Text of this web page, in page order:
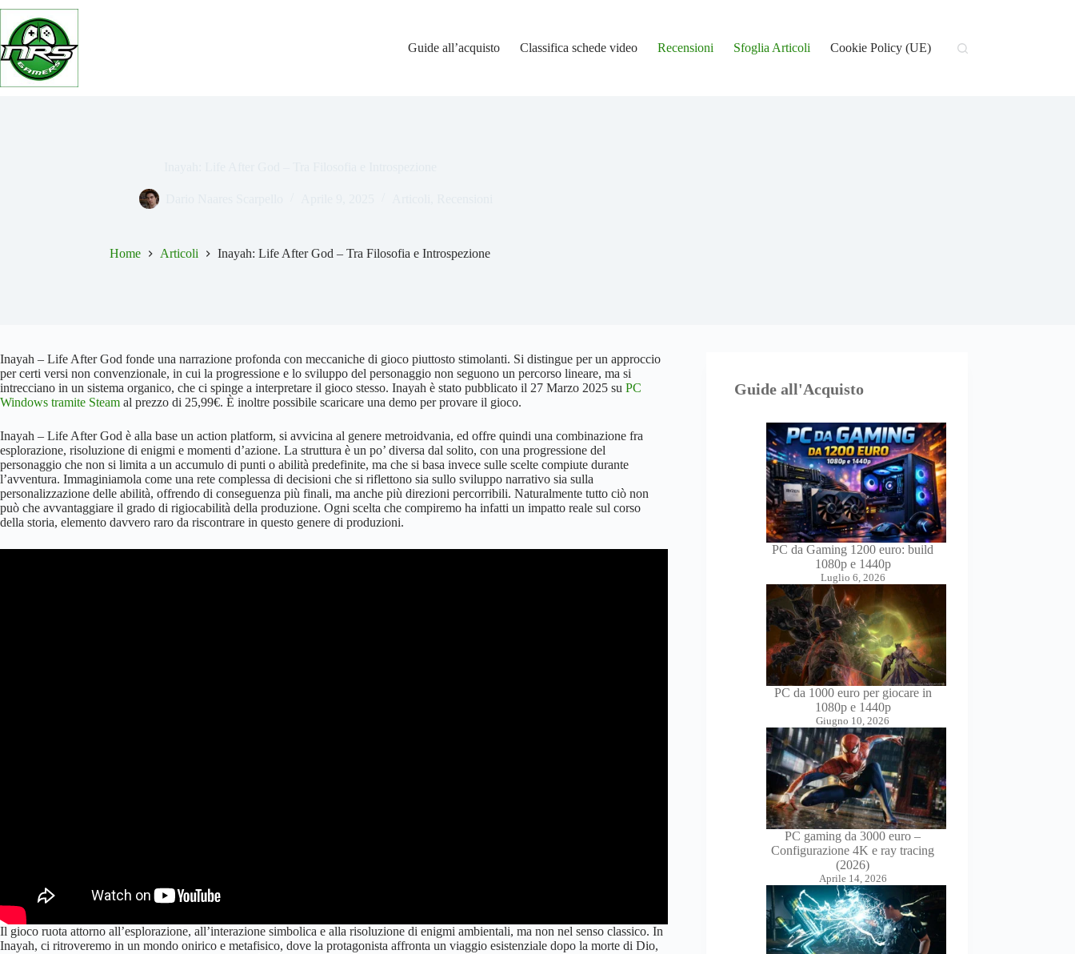
Salta
contenuto
Guide all’acquisto
Classifica schede video Recensioni Sfoglia Articoli Cookie Policy (UE)
Home Articoli Inayah: Life After God – Tra Filosofia e Introspezione
Inayah – Life After God fonde una narrazione profonda con meccaniche di gioco piuttosto stimolanti. Si distingue per un approccio
per certi versi non convenzionale, in cui la progressione e lo sviluppo del personaggio non seguono un percorso lineare, ma si
intrecciano in un sistema organico, che ci spinge a interpretare il gioco stesso. Inayah è stato pubblicato il 27 Marzo 2025 su PC
Windows tramite Steam al prezzo di 25,99€. È inoltre possibile scaricare una demo per provare il gioco.
Inayah – Life After God è alla base un action platform, si avvicina al genere metroidvania, ed offre quindi una combinazione fra
esplorazione, risoluzione di enigmi e momenti d’azione. La struttura è un po’ diversa dal solito, con una progressione del
personaggio che non si limita a un accumulo di punti o abilità predefinite, ma che si basa invece sulle scelte compiute durante
l’avventura. Immaginiamola come una rete complessa di decisioni che si riflettono sia sullo sviluppo narrativo sia sulla
personalizzazione delle abilità, offrendo di conseguenza più finali, ma anche più direzioni percorribili. Naturalmente tutto ciò non
può che avvantaggiare il grado di rigiocabilità della produzione. Ogni scelta che compiremo ha infatti un impatto reale sul corso
della storia, elemento davvero raro da riscontrare in questo genere di produzioni.
Il gioco ruota attorno all’esplorazione, all’interazione simbolica e alla risoluzione di enigmi ambientali, ma non nel senso classico. In
Inayah, ci ritroveremo in un mondo onirico e metafisico, dove la protagonista affronta un viaggio esistenziale dopo la morte di Dio,
Guide all'Acquisto
PC da Gaming 1200 euro: build
1080p e 1440p
Luglio 6, 2026
PC da 1000 euro per giocare in
1080p e 1440p
Giugno 10, 2026
PC gaming da 3000 euro –
Configurazione 4K e ray tracing
(2026)
Aprile 14, 2026